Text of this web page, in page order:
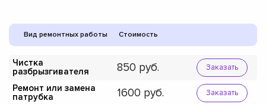
Вид ремонтных работы Стоимость
Чистка
разбрызгивателя
850 Заказать
Ремонт или замена
патрубка
1600 Заказать